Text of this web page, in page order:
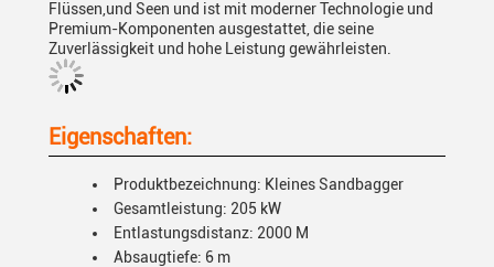
Flüssen,und Seen und ist mit moderner Technologie und
Premium-Komponenten ausgestattet, die seine
Zuverlässigkeit und hohe Leistung gewährleisten.
Eigenschaften:
Produktbezeichnung: Kleines Sandbagger
Gesamtleistung: 205 kW
Entlastungsdistanz: 2000 M
Absaugtiefe: 6 m